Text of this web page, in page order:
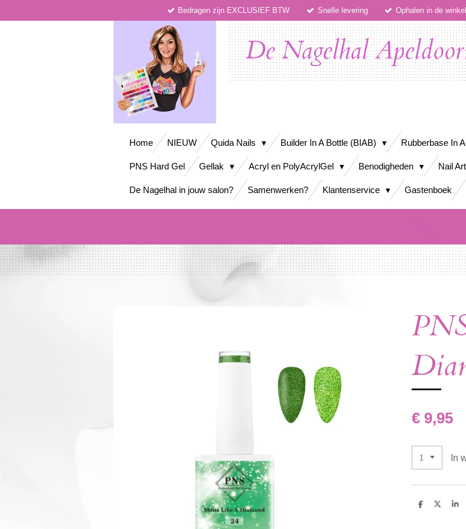
Bedragen zijn EXCLUSIEF BTW Snelle levering Ophalen in de winkel
De Nagelhal
Home NIEUW Quida Nails Builder In A Bottle (BIAB) Rubberbase In
PNS Hard Gel Gellak Acryl en PolyAcrylGel Benodigheden Nail Art
De Nagelhal in jouw salon? Samenwerken? Klantenservice Gastenboek
€ 9,95
In
D
D
S